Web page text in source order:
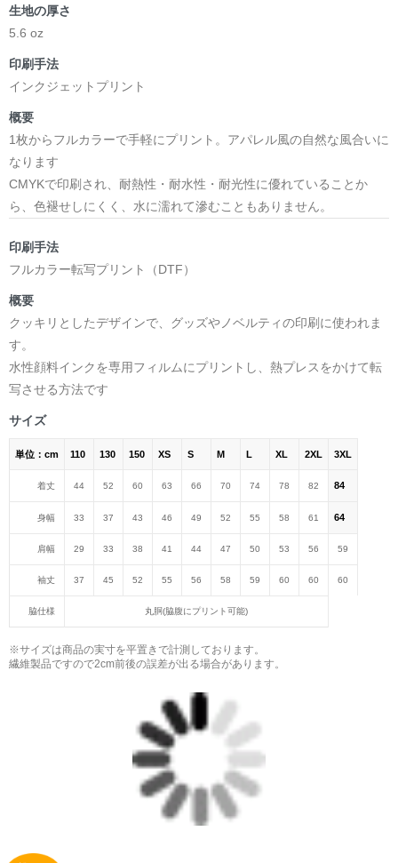
生地の厚さ
5.6 oz
印刷手法
インクジェットプリント
概要
1枚からフルカラーで手軽にプリント。アパレル風の自然な風合いに
なります
CMYKで印刷され、耐熱性・耐水性・耐光性に優れていることか
ら、色褪せしにくく、水に濡れて滲むこともありません。
印刷手法
フルカラー転写プリント（DTF）
概要
クッキリとしたデザインで、グッズやノベルティの印刷に使われま
す。
水性顔料インクを専用フィルムにプリントし、熱プレスをかけて転
写させる方法です
サイズ
単位：cm 110 130 150 XS S M L XL 2XL 3XL
着丈 44 52 60 63 66 70 74 78 82 84
身幅 33 37 43 46 49 52 55 58 61 64
肩幅 29 33 38 41 44 47 50 53 56 59
袖丈 37 45 52 55 56 58 59 60 60 60
脇仕様 丸胴(脇腹にプリント可能)
※サイズは商品の実寸を平置きで計測しております。
繊維製品ですので2cm前後の誤差が出る場合があります。